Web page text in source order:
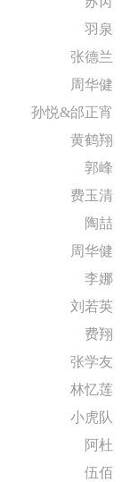
羽泉
张德兰
周华健
孙悦&邰正宵
黄鹤翔
郭峰
费玉清
陶喆
周华健
李娜
刘若英
费翔
张学友
林忆莲
小虎队
阿杜
伍佰